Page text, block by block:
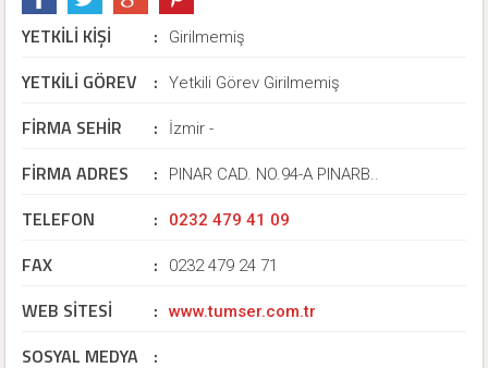
YETKİLİ KİŞİ : Girilmemiş
YETKİLİ GÖREV : Yetkili Görev Girilmemiş
FİRMA SEHİR : İzmir -
FİRMA ADRES : PINAR CAD. NO.94-A PINARB..
TELEFON : 0232 479 41 09
FAX : 0232 479 24 71
WEB SİTESİ : www.tumser.com.tr
SOSYAL MEDYA :